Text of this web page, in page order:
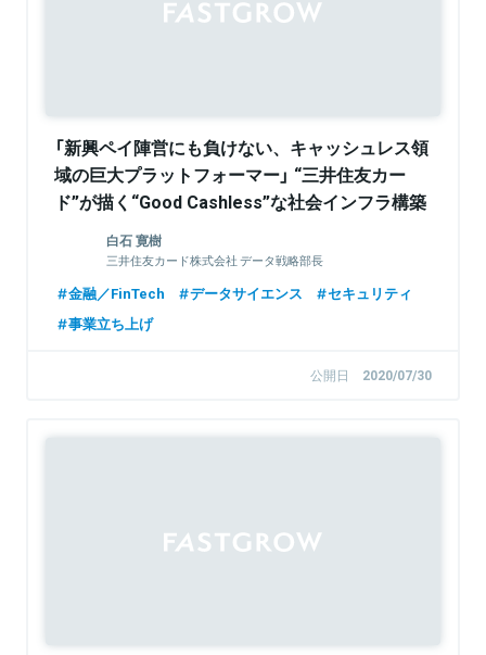
「新興ペイ陣営にも負けない、キャッシュレス領
域の巨大プラットフォーマー」 “三井住友カー
ド”が描く“Good Cashless”な社会インフラ構築
戦略とは白石 寛樹
三井住友カード株式会社 データ戦略部長
金融／FinTech データサイエンス
セキュリティ
事業立ち上げ
公開日 2020/07/30